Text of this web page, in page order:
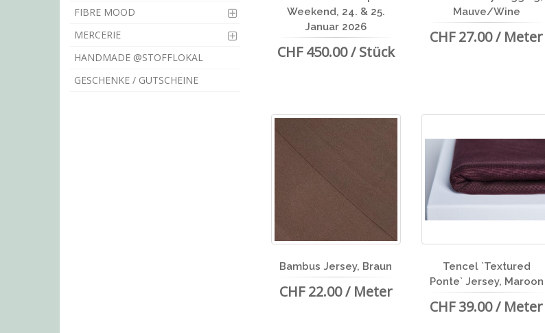
FIBRE MOOD
MERCERIE
HANDMADE @STOFFLOKAL
GESCHENKE / GUTSCHEINE
Weekend, 24. & 25.
Januar 2026
CHF 450.00 / Stück
Mauve/Wine
CHF 27.00 / Meter
Bambus Jersey, Braun
CHF 22.00 / Meter
Tencel `Textured
Ponte` Jersey, Maroon
CHF 39.00 / Meter